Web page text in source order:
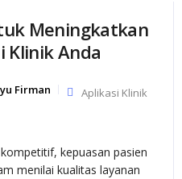
Meningkatkan
Klinik Anda
Firman Aplikasi Klinik
untuk Meningkatkan
kepuasan pasien
menilai kualitas layanan